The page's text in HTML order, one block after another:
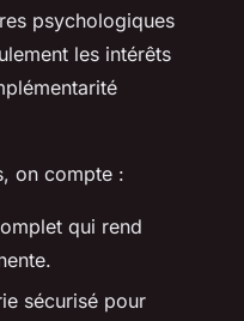
psychologiques
les intérêts
on compte :
qui rend
sécurisé pour